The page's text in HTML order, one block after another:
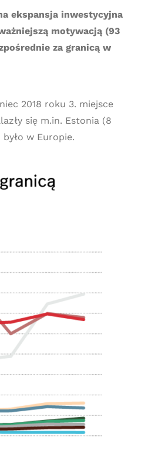
ekspansja inwestycyjna
motywacją (93
za granicą w
2018 roku 3. miejsce
się m.in. Estonia (8
w Europie.